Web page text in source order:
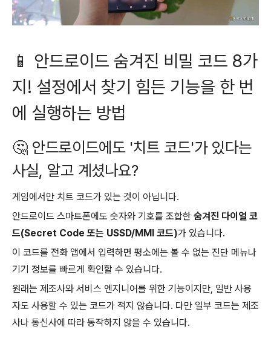
📱 안드로이드 숨겨진 비밀 코드 8가
지! 설정에서 찾기 힘든 기능을 한 번
에 실행하는 방법
🤔 안드로이드에도 '치트 코드'가 있다는
사실, 알고 계셨나요?
게임에서만 치트 코드가 있는 것이 아닙니다.
안드로이드 스마트폰에도 숫자와 기호를 조합한 숨겨진 다이얼 코
드(Secret Code 또는 USSD/MMI 코드)가 있습니다.
이 코드를 전화 앱에서 입력하면 평소에는 볼 수 없는 진단 메뉴나
기기 정보를 빠르게 확인할 수 있습니다.
원래는 제조사와 서비스 엔지니어를 위한 기능이지만, 일반 사용
자도 사용할 수 있는 코드가 적지 않습니다. 다만 일부 코드는 제조
사나 통신사에 따라 동작하지 않을 수 있습니다.